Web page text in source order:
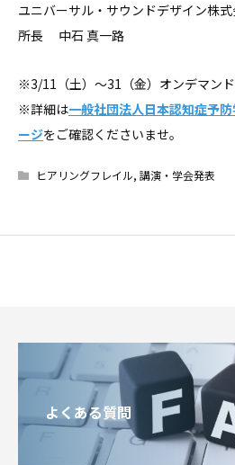
ユニバーサル・サウンドデザイン株
所長 中石 真一路
※3/11（土）〜31（金）オンデマンド
※詳細は一般社団法人日本認知症予
ージをご確認くださいませ。
ヒアリングフレイル, 講演・学会発表
よくある質問